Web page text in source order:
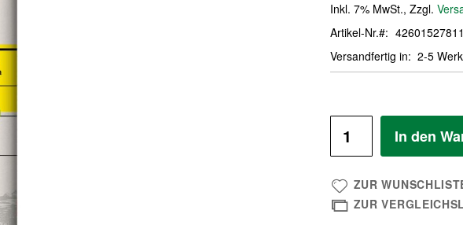
Inkl. 7% MwSt., Zzgl.
Artikel-Nr.
Versandfertig in
2-5
In den
ZUR
ZUR